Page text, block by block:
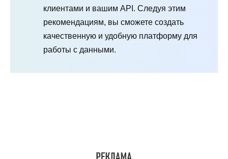
клиентами и вашим API. Следуя этим
рекомендациям, вы сможете создать
качественную и удобную платформу для
работы с данными.